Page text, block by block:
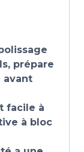
prépare
avant
facile à
à bloc